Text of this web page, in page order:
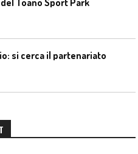
si cerca il partenariato